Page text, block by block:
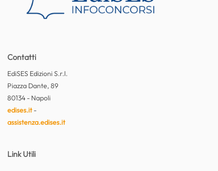
Contatti
EdiSES Edizioni S.r.l.
Piazza Dante, 89
80134 - Napoli
edises.it-
assistenza.edises.it
Link Utili